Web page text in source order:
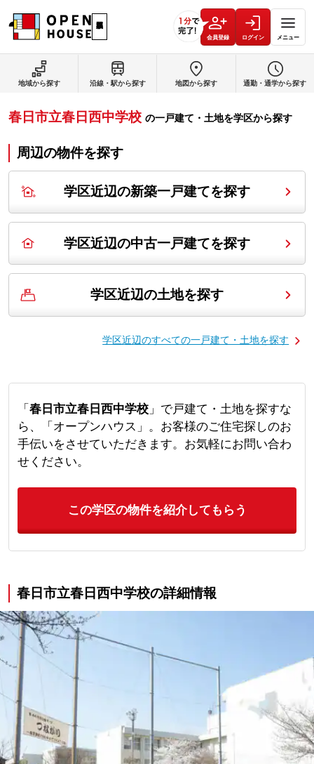
会員登録 ログイン メニュー
地域から探す 沿線・駅から探す 地図から探す 通勤・通学から探す
春日市立春日西中学校 の一戸建て・土地を学区から探す
周辺の物件を探す
学区近辺の新築一戸建てを探す
学区近辺の中古一戸建てを探す
学区近辺の土地を探す
学区近辺のすべての一戸建て・土地を探す
「 春日市立春日西中学校」で戸建て・土地を探すな
ら、「オープンハウス」。お客様のご住宅探しのお
手伝いをさせていただきます。お気軽にお問い合わ
せください。
この学区の物件を紹介してもらう
春日市立春日西中学校の詳細情報